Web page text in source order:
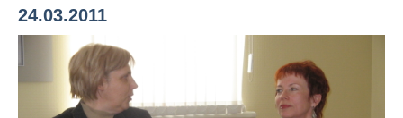
24.03.2011